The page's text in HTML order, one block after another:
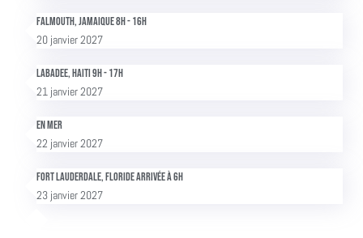
Falmouth, Jamaique 8h - 16h
20 janvier 2027
Labadee, Haiti 9h - 17h
21 janvier 2027
En mer
22 janvier 2027
Fort Lauderdale, Floride Arrivée à 6h
23 janvier 2027